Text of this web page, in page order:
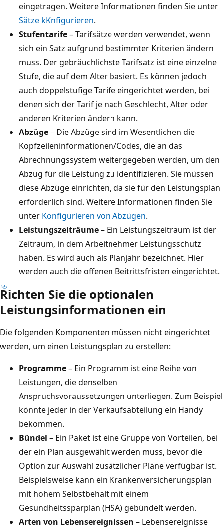
eingetragen. Weitere Informationen finden Sie unter
Sätze kKnfigurieren.
Stufentarife– Tarifsätze werden verwendet, wenn
sich ein Satz aufgrund bestimmter Kriterien ändern
muss. Der gebräuchlichste Tarifsatz ist eine einzelne
Stufe, die auf dem Alter basiert. Es können jedoch
auch doppelstufige Tarife eingerichtet werden, bei
denen sich der Tarif je nach Geschlecht, Alter oder
anderen Kriterien ändern kann.
Abzüge– Die Abzüge sind im Wesentlichen die
Kopfzeileninformationen/Codes, die an das
Abrechnungssystem weitergegeben werden, um den
Abzug für die Leistung zu identifizieren. Sie müssen
diese Abzüge einrichten, da sie für den Leistungsplan
erforderlich sind. Weitere Informationen finden Sie
unter Konfigurieren von Abzügen.
Leistungszeiträume– Ein Leistungszeitraum ist der
Zeitraum, in dem Arbeitnehmer Leistungsschutz
haben. Es wird auch als Planjahr bezeichnet. Hier
werden auch die offenen Beitrittsfristen eingerichtet.
Richten Sie die optionalen
Leistungsinformationen ein
Die folgenden Komponenten müssen nicht eingerichtet
werden, um einen Leistungsplan zu erstellen:
Programme– Ein Programm ist eine Reihe von
Leistungen, die denselben
Anspruchsvoraussetzungen unterliegen. Zum Beispiel
könnte jeder in der Verkaufsabteilung ein Handy
bekommen.
Bündel – Ein Paket ist eine Gruppe von Vorteilen, bei
der ein Plan ausgewählt werden muss, bevor die
Option zur Auswahl zusätzlicher Pläne verfügbar ist.
Beispielsweise kann ein Krankenversicherungsplan
mit hohem Selbstbehalt mit einem
Gesundheitssparplan (HSA) gebündelt werden.
Arten von Lebensereignissen – Lebensereignisse